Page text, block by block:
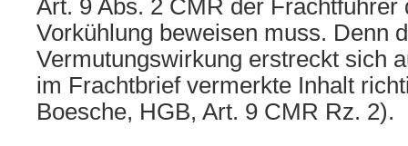
Art. 9 Abs. 2 CMR der Frachtführer
Vorkühlung beweisen muss. Denn
Vermutungswirkung erstreckt sich
im Frachtbrief vermerkte Inhalt
Boesche, HGB, Art. 9 CMR Rz. 2).